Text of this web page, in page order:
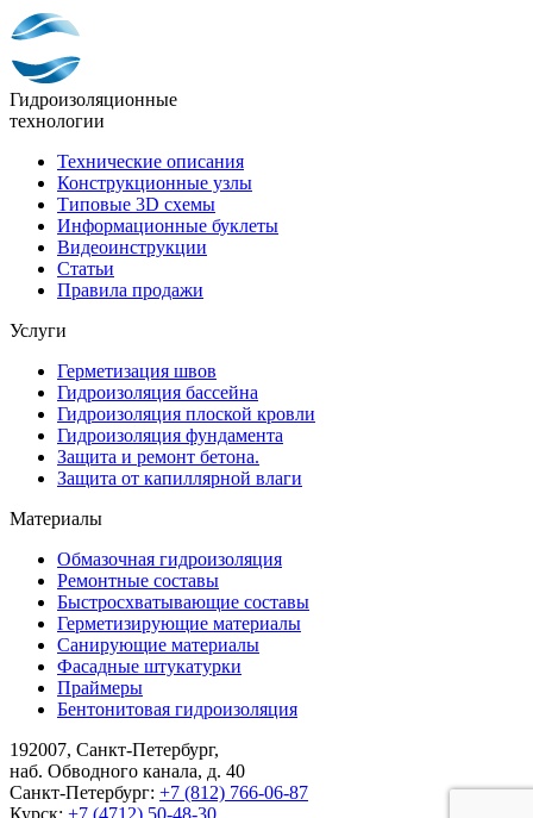
Гидроизоляционные
технологии
Технические описания
Конструкционные узлы
Типовые 3D схемы
Информационные буклеты
Видеоинструкции
Статьи
Правила продажи
Услуги
Герметизация швов
Гидроизоляция бассейна
Гидроизоляция плоской кровли
Гидроизоляция фундамента
Защита и ремонт бетона.
Защита от капиллярной влаги
Материалы
Обмазочная гидроизоляция
Ремонтные составы
Быстросхватывающие составы
Герметизирующие материалы
Санирующие материалы
Фасадные штукатурки
Праймеры
Бентонитовая гидроизоляция
192007, Санкт-Петербург,
наб. Обводного канала, д. 40
Санкт-Петербург: +7 (812) 766-06-87
Курск: +7 (4712) 50-48-30